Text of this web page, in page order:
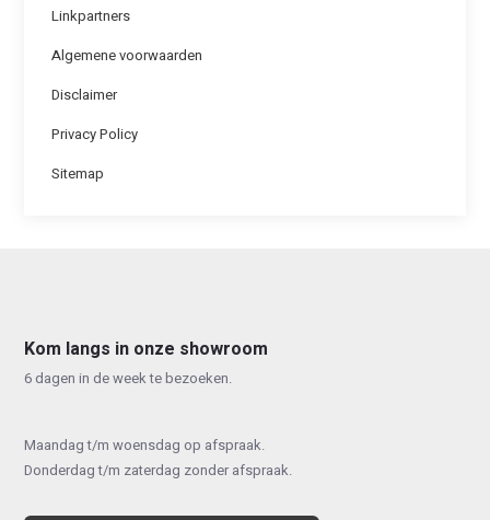
Linkpartners
Algemene voorwaarden
Disclaimer
Privacy Policy
Sitemap
Kom langs in onze showroom
6 dagen in de week te bezoeken.
Maandag t/m woensdag op afspraak.
Donderdag t/m zaterdag zonder afspraak.